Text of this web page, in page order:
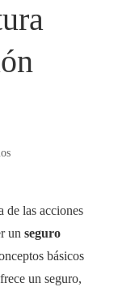
de las acciones
un seguro
básicos
un seguro,